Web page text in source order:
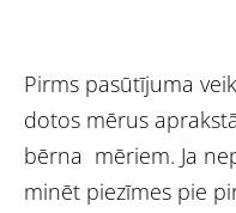
Pirms pasūtījuma
dotos mērus
bērna mēriem. Ja
minēt piezīmes pie